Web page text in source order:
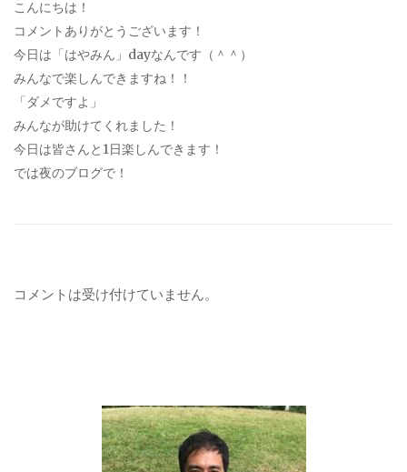
こんにちは！
コメントありがとうございます！
今日は「はやみん」dayなんです（＾＾）
みんなで楽しんできますね！！
「ダメですよ」
みんなが助けてくれました！
今日は皆さんと1日楽しんできます！
では夜のブログで！
コメントは受け付けていません。